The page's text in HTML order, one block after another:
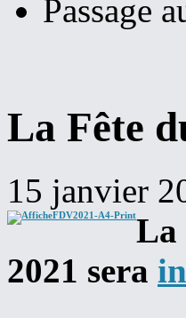
Passage
La Fête
15 janvier
La
2021 sera